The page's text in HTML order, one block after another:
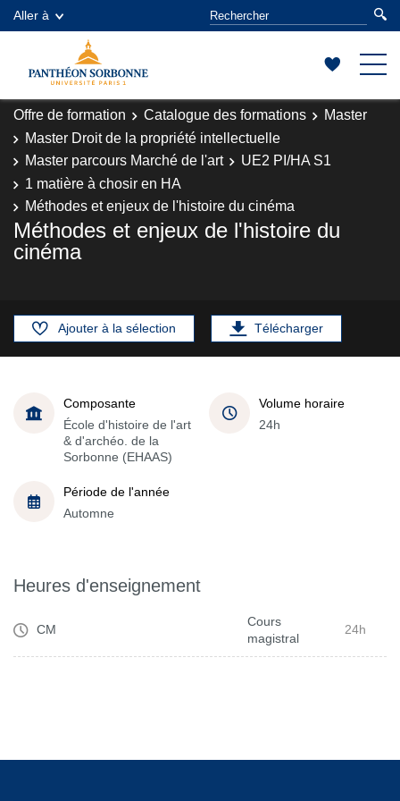
Aller à
Offre de formation Catalogue des formations
Master
Master Droit de la propriété intellectuelle
Master parcours Marché de l'art
UE2 PI/HA S1
1 matière à chosir en HA
Méthodes et enjeux de l'histoire du cinéma
Méthodes et enjeux de l'histoire du
cinéma
Ajouter à la sélection Télécharger
Composante
École d'histoire de l'art
& d'archéo. de la
Sorbonne (EHAAS)
Volume horaire
24h
Période de l'année
Automne
Heures d'enseignement
CM
Cours
magistral
24h